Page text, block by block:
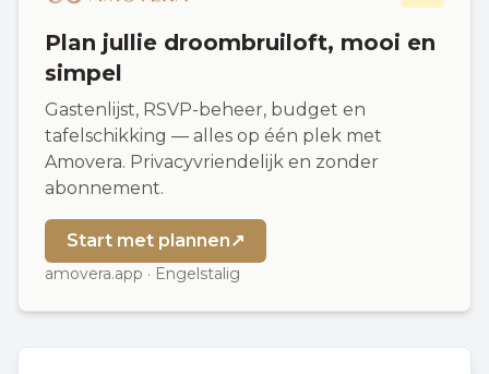
Plan jullie droombruiloft, mooi en
simpel
Gastenlijst, RSVP-beheer, budget en
tafelschikking — alles op één plek met
Amovera. Privacyvriendelijk en zonder
abonnement.
Start met plannen↗
amovera.app · Engelstalig